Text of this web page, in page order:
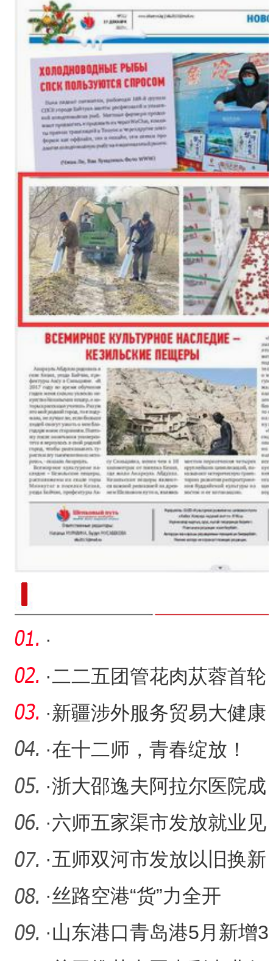
·
·二二五团管花肉苁蓉首轮
采收收官
·新疆涉外服务贸易大健康
培训基地揭牌
·在十二师，青春绽放！
·浙大邵逸夫阿拉尔医院成
功救治高危孕产妇获家属
深
·六师五家渠市发放就业见
习补贴121.1万元
·五师双河市发放以旧换新
财政补贴390.6万元
·丝路空港“货”力全开
·山东港口青岛港5月新增3